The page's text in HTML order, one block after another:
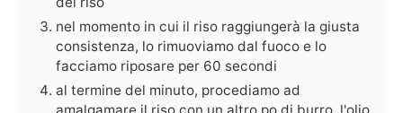
nel momento in cui il riso raggiungerà la giusta
consistenza, lo rimuoviamo dal fuoco e lo
facciamo riposare per 60 secondi
al termine del minuto, procediamo ad